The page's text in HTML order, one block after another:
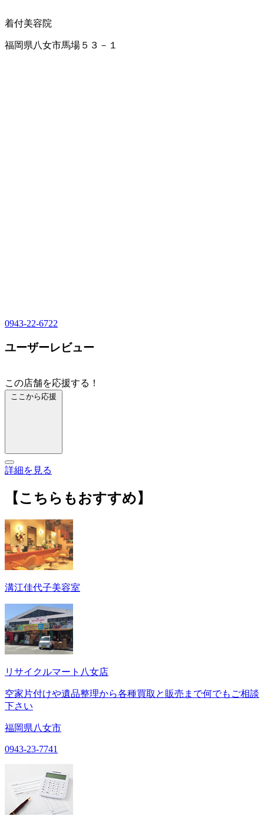
着付美容院
福岡県八女市馬場５３－１
0943-22-6722
ユーザーレビュー
この店舗を応援する！
ここから応援
詳細を見る
【こちらもおすすめ】
溝江佳代子美容室
リサイクルマート八女店
空家片付けや遺品整理から各種買取と販売まで何でもご相談
下さい
福岡県八女市
0943-23-7741